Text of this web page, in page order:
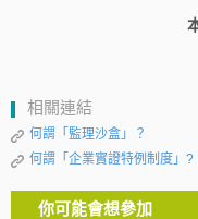
相關連結
何謂「監理沙盒」？
何謂「企業實證特例制度」?
你可能會想參加